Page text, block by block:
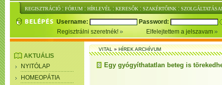
REGISZTRÁCIÓ : FÓRUM : HÍRLEVÉL : KERESŐK : SZAKÉRTŐINK :
Username:
Password:
Regisztrálni szeretnék!
Elfelejtettem a jelszavam
AKTUÁLIS
NYITÓLAP
HOMEOPÁTIA
VITAL»HÍREK ARCHÍVUM
Egy gyógyíthatatlan beteg is